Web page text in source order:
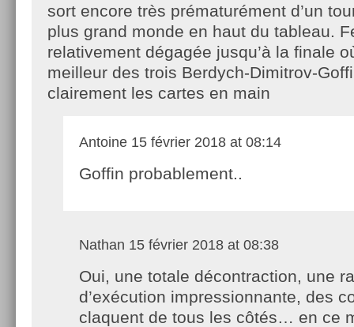
sort encore très prématurément d’un
plus grand monde en haut du tableau.
relativement dégagée jusqu’à la finale
meilleur des trois Berdych-Dimitrov-
clairement les cartes en main
Antoine 15 février 2018 at 08:14
Goffin probablement..
Nathan 15 février 2018 at 08:38
Oui, une totale décontraction, une
d’exécution impressionnante, des
claquent de tous les côtés… en ce